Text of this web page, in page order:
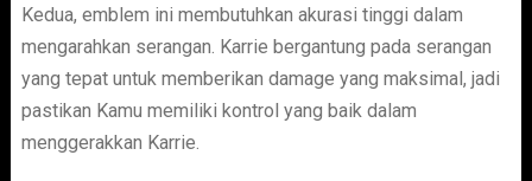
Kedua, emblem ini membutuhkan akurasi tinggi dalam
mengarahkan serangan. Karrie bergantung pada serangan
yang tepat untuk memberikan damage yang maksimal, jadi
pastikan Kamu memiliki kontrol yang baik dalam
menggerakkan Karrie.